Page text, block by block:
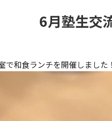
6月塾生交
和食ランチを開催しました